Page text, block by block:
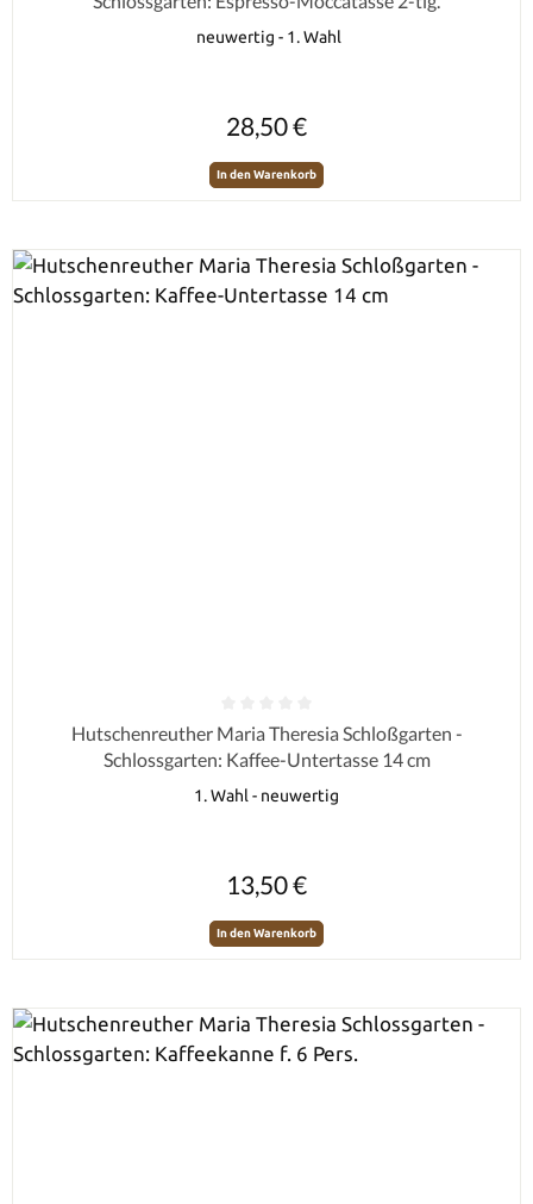
neuwertig - 1. Wahl
28,50 €
In den Warenkorb
Durchschnittliche Bewertung von 0 von 5 Sternen
Hutschenreuther Maria Theresia Schloßgarten -
Schlossgarten: Kaffee-Untertasse 14 cm
1. Wahl - neuwertig
13,50 €
In den Warenkorb